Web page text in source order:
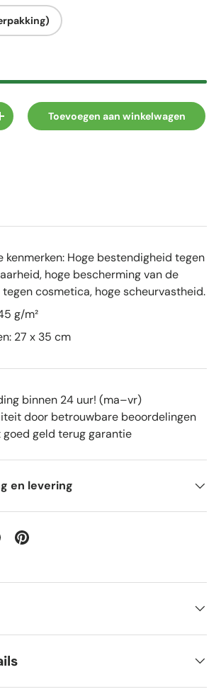
Verhoog de hoeveelheid
Toevoegen aan winkelwagen
kenmerken: Hoge bestendigheid tegen
hoge bescherming van de
cosmetica, hoge scheurvastheid.
g/m²
27 x 35 cm
binnen 24 uur! (ma–vr)
door betrouwbare beoordelingen
goed geld terug garantie
en levering